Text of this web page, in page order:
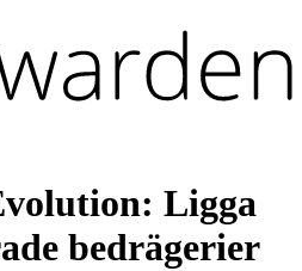
Ligga
bedrägerier